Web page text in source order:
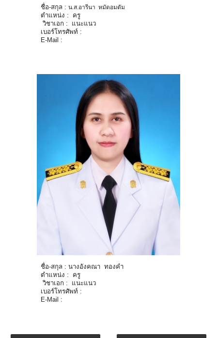
ชื่อ-สกุล :น.ส.อารีนา หมัดอมดัม
ตำแหน่ง : ครู
วิชาเอก : แนะแนว
เบอร์โทรศัพท์ :
E-Mail :
ชื่อ-สกุล : นางอังคณา ทองคำ
ตำแหน่ง : ครู
วิชาเอก : แนะแนว
เบอร์โทรศัพท์ :
E-Mail :